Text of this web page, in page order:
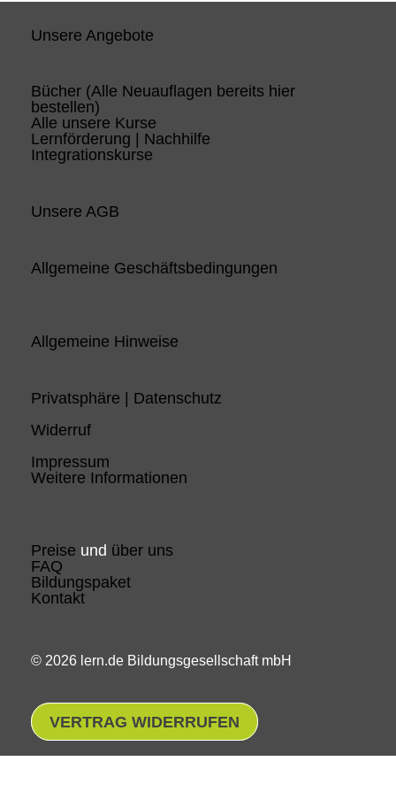
Unsere Angebote
Bücher (Alle Neuauflagen bereits hier
bestellen)
Alle unsere Kurse
Lernförderung | Nachhilfe
Integrationskurse
Unsere AGB
Allgemeine Geschäftsbedingungen
Allgemeine Hinweise
Privatsphäre | Datenschutz
Widerruf
Impressum
Weitere Informationen
Preise und über uns
FAQ
Bildungspaket
Kontakt
© 2026 lern.de Bildungsgesellschaft mbH
VERTRAG WIDERRUFEN